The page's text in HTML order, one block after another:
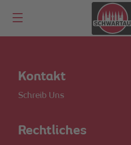
Kontakt
Schreib Uns
Rechtliches